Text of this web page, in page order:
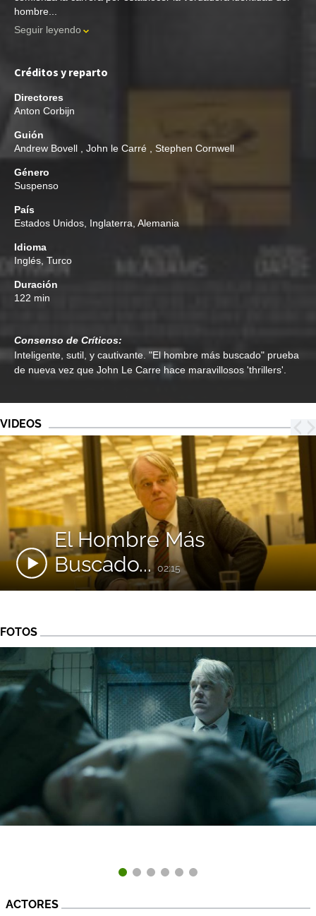
hombre...
Seguir leyendo
Créditos y reparto
Directores
Anton Corbijn
Guión
Andrew Bovell
John le Carré Stephen Cornwell
Género
Suspenso
País
Estados Unidos, Inglaterra, Alemania
Idioma
Inglés, Turco
Duración
122 min
Consenso de Críticos:
Inteligente, sutil, y cautivante. "El hombre más buscado" prueba
de nueva vez que John Le Carre hace maravillosos 'thrillers'.
VIDEOS
El Hombre Más
Buscado...02:15
FOTOS
ACTORES